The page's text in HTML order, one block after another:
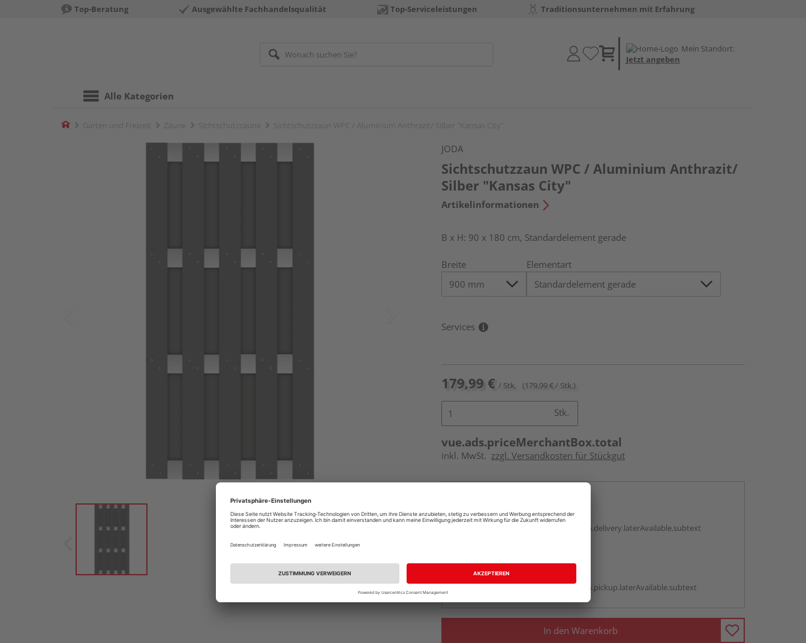
Top-Beratung Ausgewählte Fachhandelsqualität Top-Serviceleistungen Traditionsunternehmen mit Erfahrung
Mein Standort:
Jetzt angeben
Alle Kategorien
Home
JODA
Sichtschutzzaun WPC / Aluminium Anthrazit/
Silber "Kansas City"
Artikelinformationen
B x H: 90 x 180 cm, Standardelement gerade
Breite Elementart
Services
179,99 € / Stk. (179,99 € / Stk.)
Stk.
vue.ads.priceMerchantBox.total
inkl. MwSt. zzgl. Versandkosten für Stückgut
Auf Vorbestellung:
vue.ads.priceMerchantBox.option.delivery.laterAvailable.subtext
Auf Vorbestellung:
vue.ads.priceMerchantBox.option.pickup.laterAvailable.subtext
In den Warenkorb